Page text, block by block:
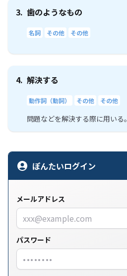
3. 歯のようなもの
名詞 その他 その他
4. 解決する
動作詞（動詞） その他 その他
問題などを解決する際に用いる。
ぽんたいログイン
メールアドレス
パスワード